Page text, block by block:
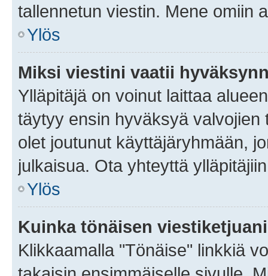
tallennetun viestin. Mene omiin
Ylös
Miksi viestini vaatii
Ylläpitäjä on voinut laittaa
täytyy ensin hyväksyä
olet joutunut käyttäjäryhmään,
julkaisua. Ota yhteyttä
Ylös
Kuinka tönäisen
Klikkaamalla "Tönäise" linkkiä